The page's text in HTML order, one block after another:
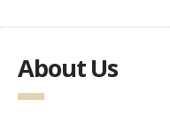
About Us